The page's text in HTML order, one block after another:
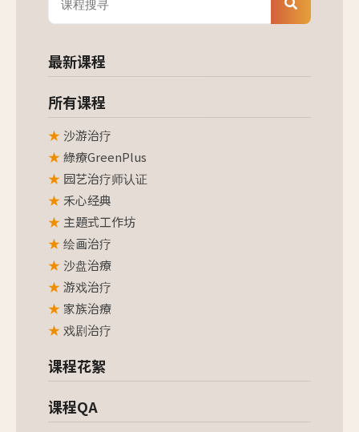
最新课程
所有课程
沙游治疗
綠療GreenPlus
园艺治疗师认证
禾心经典
主題式工作坊
绘画治疗
沙盘治療
游戏治疗
家族治療
戏剧治疗
课程花絮
课程QA